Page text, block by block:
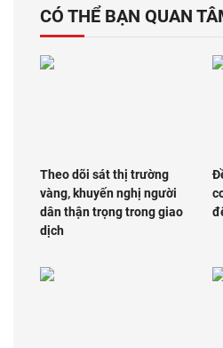
CÓ THỂ BẠN QUAN
Theo dõi sát thị trường
vàng, khuyến nghị người
dân thận trọng trong giao
dịch